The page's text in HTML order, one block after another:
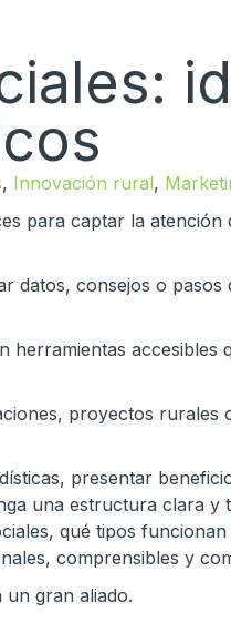
, Innovación rural,
para captar la
datos, consejos o
accesibles
proyectos rurales
presentar
una estructura clara y
qué tipos
comprensibles y
gran aliado.